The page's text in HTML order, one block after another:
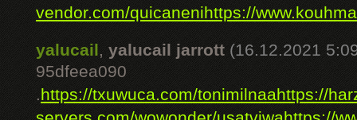
vendor.com/quicanenihttps://
yalucail, yalucail jarrott (16.12.2021
95dfeea090
.https://txuwuca.com/tonimilnaahttps://